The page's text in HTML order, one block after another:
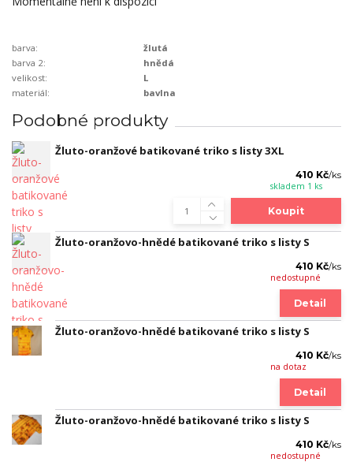
barva:
žlutá
barva 2:
hnědá
velikost:
L
materiál:
bavlna
Podobné produkty
Žluto-oranžové batikované triko s listy 3XL
410 Kč/ks
skladem 1 ks
Koupit
Žluto-oranžovo-hnědé batikované triko s listy S
410 Kč/ks
nedostupné
Detail
Žluto-oranžovo-hnědé batikované triko s listy S
410 Kč/ks
na dotaz
Detail
Žluto-oranžovo-hnědé batikované triko s listy S
410 Kč/ks
nedostupné